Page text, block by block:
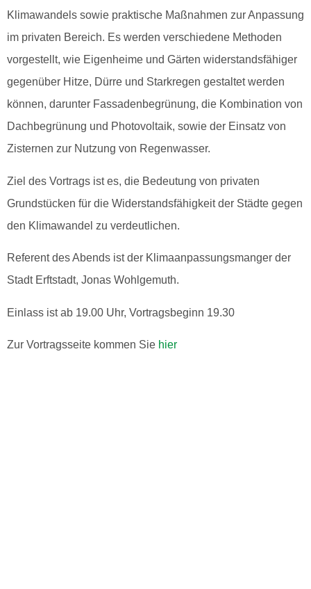
Klimawandels sowie praktische Maßnahmen zur Anpassung
im privaten Bereich. Es werden verschiedene Methoden
vorgestellt, wie Eigenheime und Gärten widerstandsfähiger
gegenüber Hitze, Dürre und Starkregen gestaltet werden
können, darunter Fassadenbegrünung, die Kombination von
Dachbegrünung und Photovoltaik, sowie der Einsatz von
Zisternen zur Nutzung von Regenwasser.
Ziel des Vortrags ist es, die Bedeutung von privaten
Grundstücken für die Widerstandsfähigkeit der Städte gegen
den Klimawandel zu verdeutlichen.
Referent des Abends ist der Klimaanpassungsmanger der
Stadt Erftstadt, Jonas Wohlgemuth.
Einlass ist ab 19.00 Uhr, Vortragsbeginn 19.30
Zur Vortragsseite kommen Sie hier